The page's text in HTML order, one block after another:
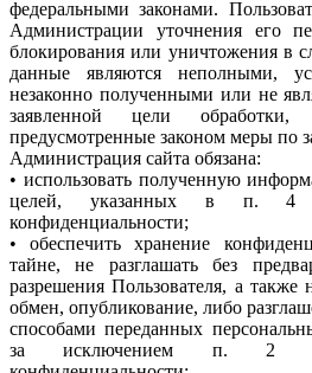
федеральными законами.
Администрации уточнения его
блокирования или уничтожения в
данные являются неполными,
незаконно полученными или не
заявленной цели
предусмотренные законом меры по
Администрация сайта обязана:
• использовать полученную
целей, указанных в п. 4
конфиденциальности;
• обеспечить хранение
тайне, не разглашать без
разрешения Пользователя, а также
обмен, опубликование, либо
способами переданных
за исключением п. 2